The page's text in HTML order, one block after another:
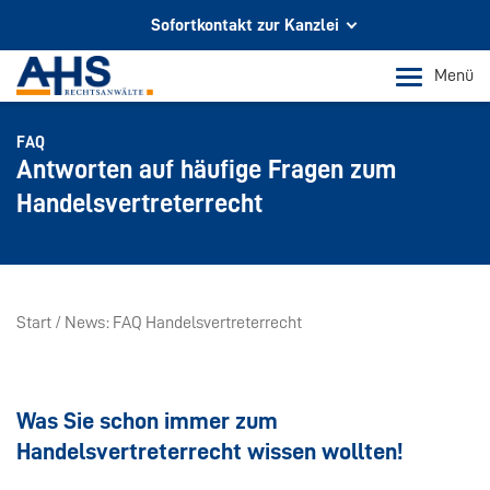
Sofortkontakt zur Kanzlei
Ihr Partner für Rechtsberatung
In Köln und Bonn
Telefon Köln
+49 221 973 096 0
info@ahs-kanzlei.de
Menü
FAQ
Antworten auf häufige Fragen zum
Handelsvertreterrecht
Start News FAQ Handelsvertreterrecht
Was Sie schon immer zum
Handelsvertreterrecht wissen wollten!